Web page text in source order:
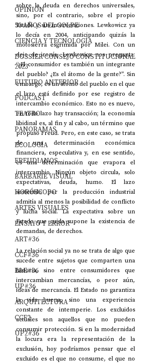
OPINIÓN
50 AÑOS DEL GOLPE
CIENCIA Y TECNOLOGÍA
DOSSIER CONSEJO CONSTITUCIONAL
2023
FUTURO ANTERIOR
PODCAST
TEATRO
PANORAMAS
ECOLOGÍA
FREUDIANOS
BARBARIE VISUAL
HORÓSCOPO
ARTES VISUALES
ENSAYO Y ERROR
ART#36
CCF#36
E&E#36
UP#36
ARQUITECTURA
CCF2
UP2#36
sobre la deuda en derechos universales,
sino, por el contrario, sobre el propio
Estado y sus intervenciones. Lewkowicz ya
lo decía en 2004, anticipando quizás la
motosierra esgrimida por Milei. Con un
dejo de ironía, Lewkowicz nos pregunta:
“¿El consumidor es también un integrante
del pueblo? ¿Es el átomo de la gente?”. Sin
embargo, es un átomo del pueblo en el que
el lazo está definido por ese registro de
intercambio económico. Esto no es nuevo,
en todo lazo hay transacción; la economía
libidinal es, al fin y al cabo, un término que
propuso Freud. Pero, en este caso, se trata
de una determinación económica
financiera, especulativa y, en ese sentido,
es una determinación que evapora el
intercambio. Ningún objeto circula, solo
expectativas, deuda, humo. El lazo
sostenido por la producción industrial
admitía al menos la posibilidad de conflicto
y lucha social. La expectativa sobre un
Estado que cuida supone la existencia de
demandas, de derechos.
La relación social ya no se trata de algo que
sucede entre sujetos que comparten una
historia, sino entre consumidores que
intercambian mercancías, o peor aún,
ideas de mercancía. El Estado no garantiza
la vida buena, sino una experiencia
constante de intemperie. Los excluidos
actuales son aquellos que no pueden
consumir protección. Si en la modernidad
la locura era la representación de la
exclusión, hoy podríamos pensar que el
excluido es el que no consume, el que no